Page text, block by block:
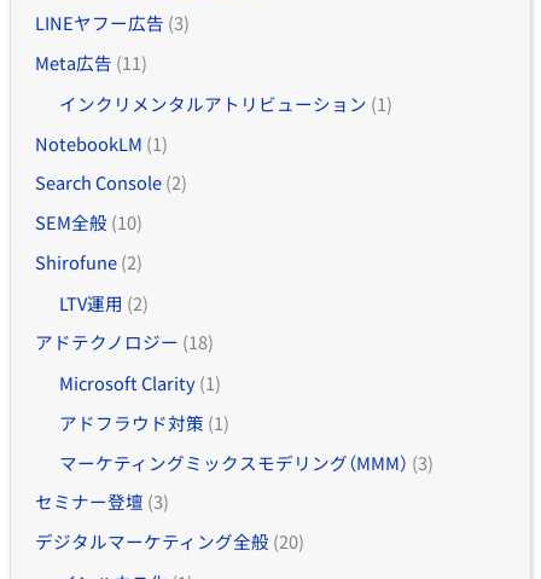
LINEヤフー広告 (3)
Meta広告 (11)
インクリメンタルアトリビューション (1)
NotebookLM (1)
Search Console(2)
SEM全般(10)
Shirofune(2)
LTV運用 (2)
アドテクノロジー (18)
Microsoft Clarity(1)
アドフラウド対策 (1)
マーケティングミックスモデリング（MMM） (3)
セミナー登壇 (3)
デジタルマーケティング全般(20)